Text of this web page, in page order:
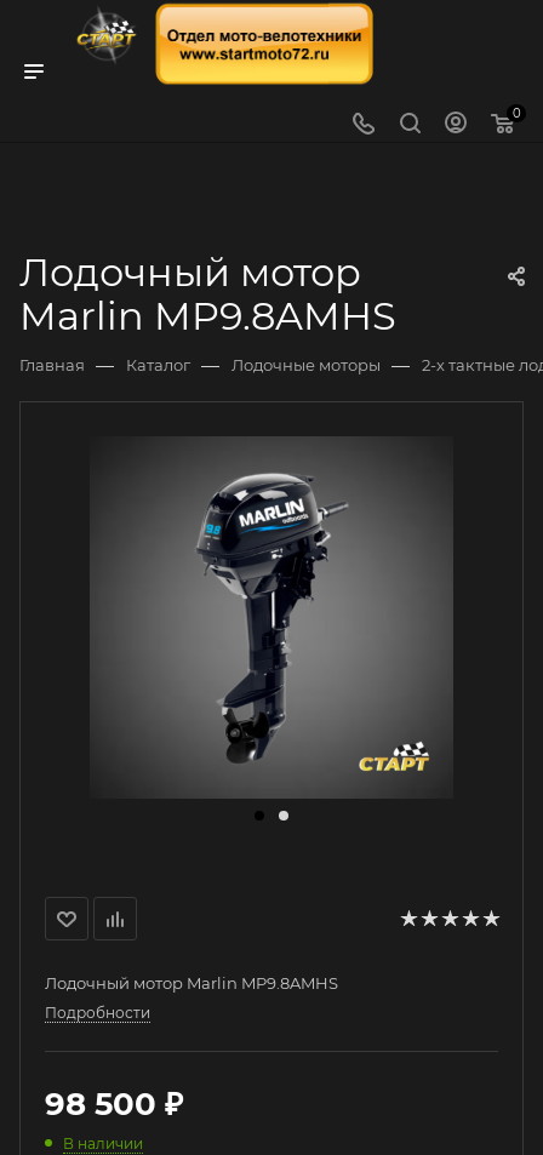
0
Лодочный мотор
Marlin MP9.8AMHS
Главная — Каталог — Лодочные моторы — 2-х тактные
Лодочный мотор Marlin MP9.8AMHS
Подробности
98 500 ₽
В наличии